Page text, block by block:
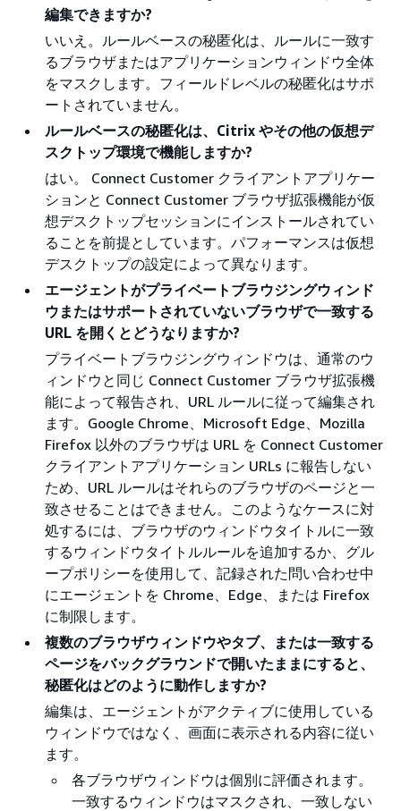
編集できますか?
いいえ。ルールベースの秘匿化は、ルールに一致す
るブラウザまたはアプリケーションウィンドウ全体
をマスクします。フィールドレベルの秘匿化はサポ
ートされていません。
ルールベースの秘匿化は、Citrix やその他の仮想デ
スクトップ環境で機能しますか?
はい。 Connect Customer クライアントアプリケー
ションと Connect Customer ブラウザ拡張機能が仮
想デスクトップセッションにインストールされてい
ることを前提としています。パフォーマンスは仮想
デスクトップの設定によって異なります。
エージェントがプライベートブラウジングウィンド
ウまたはサポートされていないブラウザで一致する
URL を開くとどうなりますか?
プライベートブラウジングウィンドウは、通常のウ
ィンドウと同じ Connect Customer ブラウザ拡張機
能によって報告され、URL ルールに従って編集され
ます。Google Chrome、Microsoft Edge、Mozilla
Firefox 以外のブラウザは URL を Connect Customer
クライアントアプリケーション URLs に報告しない
ため、URL ルールはそれらのブラウザのページと一
致させることはできません。このようなケースに対
処するには、ブラウザのウィンドウタイトルに一致
するウィンドウタイトルルールを追加するか、グル
ープポリシーを使用して、記録された問い合わせ中
にエージェントを Chrome、Edge、または Firefox
に制限します。
複数のブラウザウィンドウやタブ、または一致する
ページをバックグラウンドで開いたままにすると、
秘匿化はどのように動作しますか?
編集は、エージェントがアクティブに使用している
ウィンドウではなく、画面に表示される内容に従い
ます。
各ブラウザウィンドウは個別に評価されます。
一致するウィンドウはマスクされ、一致しない